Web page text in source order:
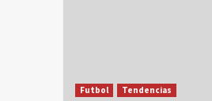
Futbol Tendencias